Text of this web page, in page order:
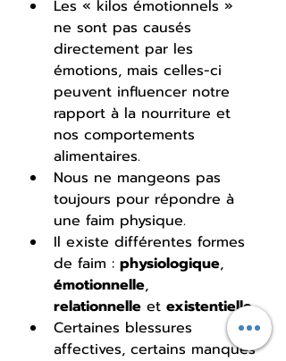
Les « kilos émotionnels »
ne sont pas causés
directement par les
émotions, mais celles-ci
peuvent influencer notre
rapport à la nourriture et
nos comportements
alimentaires.
Nous ne mangeons pas
toujours pour répondre à
une faim physique.
Il existe différentes formes
de faim : physiologique,
émotionnelle,
relationnelle et existentielle.
Certaines blessures
affectives, certains manques